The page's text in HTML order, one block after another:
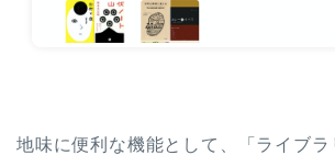
地味に便利な機能として、「ライブラ